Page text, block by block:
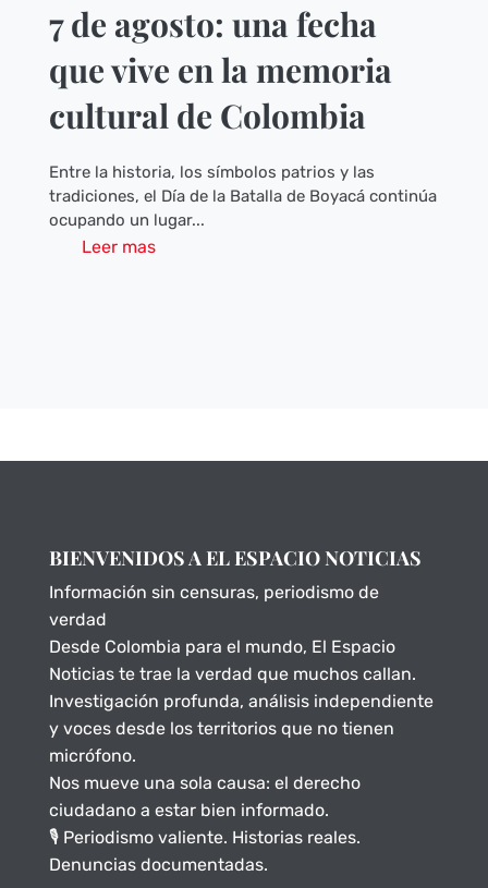
7 de agosto: una fecha
que vive en la memoria
cultural de Colombia
Entre la historia, los símbolos patrios y las
tradiciones, el Día de la Batalla de Boyacá continúa
ocupando un lugar...
Leer mas
BIENVENIDOS A EL ESPACIO NOTICIAS
Información sin censuras, periodismo de
verdad
Desde Colombia para el mundo, El Espacio
Noticias te trae la verdad que muchos callan.
Investigación profunda, análisis independiente
y voces desde los territorios que no tienen
micrófono.
Nos mueve una sola causa: el derecho
ciudadano a estar bien informado.
🎙️ Periodismo valiente. Historias reales.
Denuncias documentadas.